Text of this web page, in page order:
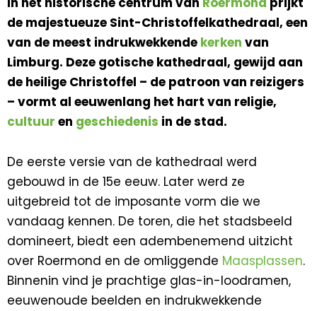
de majestueuze Sint-Christoffelkathedraal, een
van de meest indrukwekkende kerken van
Limburg. Deze gotische kathedraal, gewijd aan
de heilige Christoffel – de patroon van reizigers
– vormt al eeuwenlang het hart van religie,
cultuur en geschiedenis in de stad.
De eerste versie van de kathedraal werd
gebouwd in de 15e eeuw. Later werd ze
uitgebreid tot de imposante vorm die we
vandaag kennen. De toren, die het stadsbeeld
domineert, biedt een adembenemend uitzicht
over Roermond en de omliggende Maasplassen.
Binnenin vind je prachtige glas-in-loodramen,
eeuwenoude beelden en indrukwekkende